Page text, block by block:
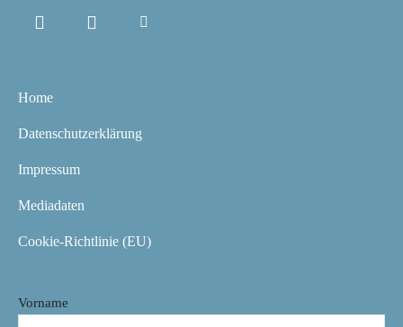
Home
Datenschutzerklärung
Impressum
Mediadaten
Cookie-Richtlinie (EU)
Vorname